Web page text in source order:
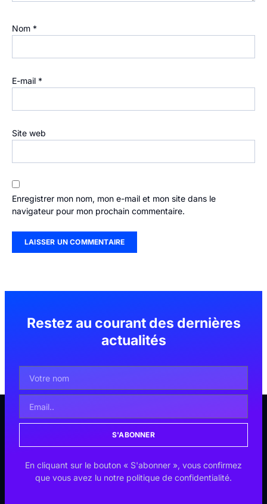
Nom *
E-mail *
Site web
Enregistrer mon nom, mon e-mail et mon site dans le
navigateur pour mon prochain commentaire.
Restez au courant des dernières
actualités
S'ABONNER
En cliquant sur le bouton « S'abonner », vous confirmez
que vous avez lu notre politique de confidentialité.